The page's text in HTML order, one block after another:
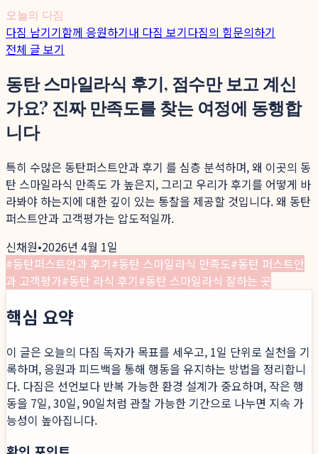
오늘의 다짐
다짐 남기기함께 응원하기내 다짐 보기다짐의 힘문의하기
전체 글 보기
동탄 스마일라식 후기, 점수만 보고 계신
가요? 진짜 만족도를 찾는 여정에 동행합
니다
특히 수많은 동탄퍼스트안과 후기 를 심층 분석하며, 왜 이곳의 동
탄 스마일라식 만족도 가 높은지, 그리고 우리가 후기를 어떻게 바
라봐야 하는지에 대한 깊이 있는 통찰을 제공할 것입니다. 왜 동탄
퍼스트안과 고객평가는 압도적일까.
신채원•2026년 4월 1일
#동탄퍼스트안과 후기#동탄 스마일라식 만족도#동탄 퍼스트안
과 고객평가#동탄 라식 후기#동탄 스마일라식 잘하는 곳
핵심 요약
이 글은 오늘의 다짐 독자가 목표를 세우고, 1일 단위로 실천을 기
록하며, 응원과 피드백을 통해 행동을 유지하는 방법을 정리합니
다. 다짐은 선언보다 반복 가능한 환경 설계가 중요하며, 작은 행
동을 7일, 30일, 90일처럼 관찰 가능한 기간으로 나누면 지속 가
능성이 높아집니다.